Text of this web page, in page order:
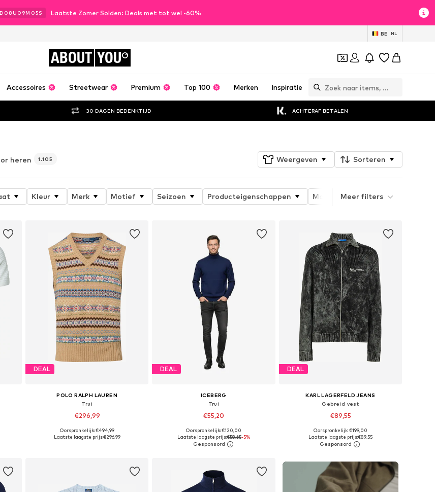
D 08U 09M 03S Laatste Zomer Solden: Deals met tot wel -60%
BE NL
ABOUT YOU
Accessoires Streetwear Premium Top 100 Merken Inspiratie
30 DAGEN BEDENKTIJD ACHTERAF BETALEN
heren 1.105 Weergeven Sorteren
Kleur Merk Motief Seizoen Producteigenschappen Materiaal Speciaal
Meer filters
DEAL
POLO RALPH LAUREN
Trui
€296,99
Beschikbare maten: M, L, XL, XXL
Oorspronkelijk: €494,99
Laatste laagste prijs:€296,99
DEAL
ICEBERG
Trui
€55,20
Beschikbare maten: M, L, XL, XXL
In winkelmandje
Oorspronkelijk: €120,00
Laatste laagste prijs:€58,65-5%
DEAL
KARL LAGERFELD JEANS
Gebreid vest
€89,55
Beschikbare maten: XS, M, L, XL
In winkelmandje
Oorspronkelijk: €199,00
Laatste laagste prijs:€89,55